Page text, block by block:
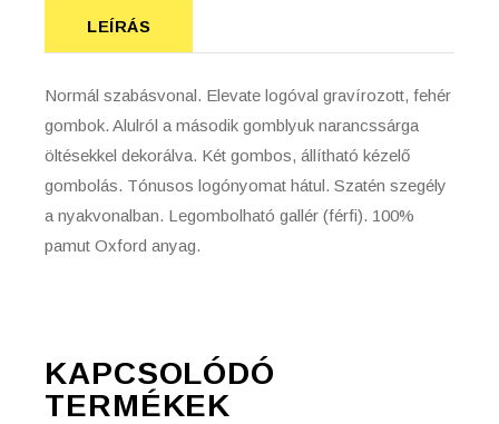
LEÍRÁS
Normál szabásvonal. Elevate logóval gravírozott, fehér
gombok. Alulról a második gomblyuk narancssárga
öltésekkel dekorálva. Két gombos, állítható kézelő
gombolás. Tónusos logónyomat hátul. Szatén szegély
a nyakvonalban. Legombolható gallér (férfi). 100%
pamut Oxford anyag.
KAPCSOLÓDÓ
TERMÉKEK